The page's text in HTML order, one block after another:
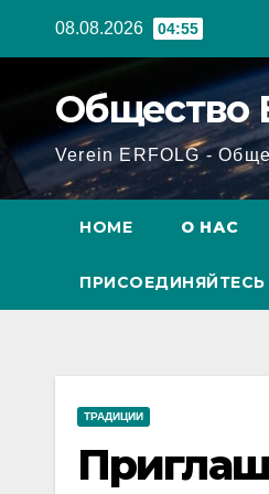
08.08.2026 04:55
Общество
Verein ERFOLG -
HOME О НАС
ПРИСОЕДИНЯЙТЕСЬ
ТРАДИЦИИ